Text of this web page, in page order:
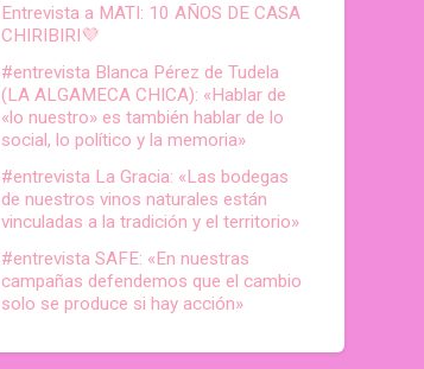
Entrevista a MATI: 10 AÑOS DE CASA
CHIRIBIRI💜
#entrevista Blanca Pérez de Tudela
(LA ALGAMECA CHICA): «Hablar de
«lo nuestro» es también hablar de lo
social, lo político y la memoria»
#entrevista La Gracia: «Las bodegas
de nuestros vinos naturales están
vinculadas a la tradición y el territorio»
#entrevista SAFE: «En nuestras
campañas defendemos que el cambio
solo se produce si hay acción»